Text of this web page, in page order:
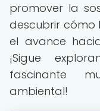
promover la
descubrir cómo
el avance
¡Sigue
fascinante
ambiental!